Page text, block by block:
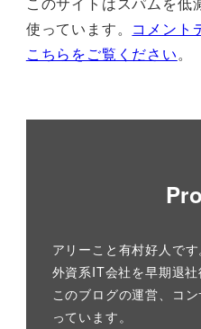
使っています。 コメント
こちらをご覧ください。
アリーこと有村好人です
外資系IT会社を早期退社
このブログの運営、コ
っています。